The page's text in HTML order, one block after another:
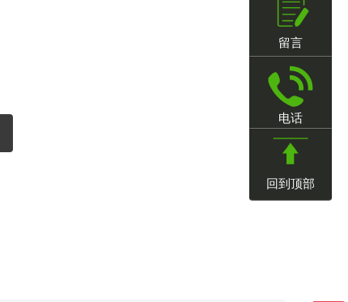
留言
电话
回到顶部